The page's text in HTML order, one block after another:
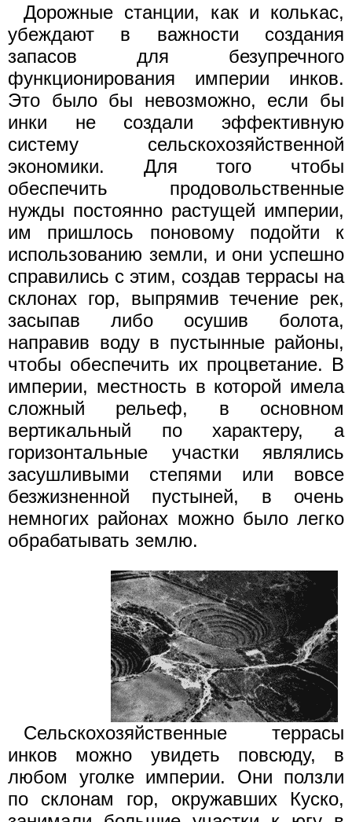
Дорожные станции, как и колькас,
убеждают в важности создания
запасов для безупречного
функционирования империи инков.
Это было бы невозможно, если бы
инки не создали эффективную
систему сельскохозяйственной
экономики. Для того чтобы
обеспечить продовольственные
нужды постоянно растущей империи,
им пришлось поновому подойти к
использованию земли, и они успешно
справились с этим, создав террасы на
склонах гор, выпрямив течение рек,
засыпав либо осушив болота,
направив воду в пустынные районы,
чтобы обеспечить их процветание. В
империи, местность в которой имела
сложный рельеф, в основном
вертикальный по характеру, а
горизонтальные участки являлись
засушливыми степями или вовсе
безжизненной пустыней, в очень
немногих районах можно было легко
обрабатывать землю.
Сельскохозяйственные террасы
инков можно увидеть повсюду, в
любом уголке империи. Они ползли
по склонам гор, окружавших Куско,